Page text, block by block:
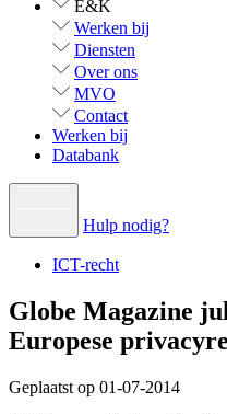
E&K
Werken bij
Diensten
Over ons
MVO
Contact
Werken bij
Databank
Hulp nodig?
ICT-recht
Globe Magazine
Europese
Geplaatst op 01-07-2014